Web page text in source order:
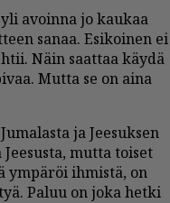
avoin­na jo kau­kaa
sa­naa. Esi­koi­nen ei
Näin saat­taa käy­dä
Mut­ta se on ai­na
ja Jee­suk­sen
mut­ta toi­set
ym­pä­röi ih­mis­tä, on
Pa­luu on joka het­ki